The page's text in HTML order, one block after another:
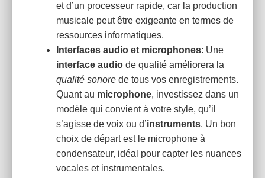
et d’un processeur rapide, car la production
musicale peut être exigeante en termes de
ressources informatiques.
Interfaces audio et microphones: Une
interface audio de qualité améliorera la
qualité sonore de tous vos enregistrements.
Quant au microphone, investissez dans un
modèle qui convient à votre style, qu’il
s’agisse de voix ou d’instruments. Un bon
choix de départ est le microphone à
condensateur, idéal pour capter les nuances
vocales et instrumentales.